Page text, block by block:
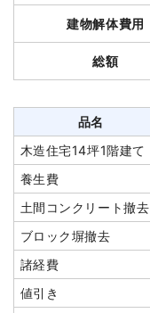
建物解体費用
総額
品名
木造住宅14坪1階建て
養生費
土間コンクリート撤去
ブロック塀撤去
諸経費
値引き